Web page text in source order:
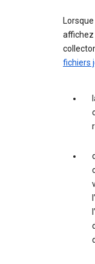
affichez
fichiers